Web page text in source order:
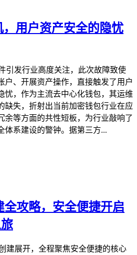
用户资产安全的隐忧
引发行业高度关注，此次故障致使
户、开展资产操作，直接触发了用户
忧，作为主流去中心化钱包，其运维
缺失，折射出当前加密钱包行业在应
余等方面的共性短板，为行业敲响了
体系建设的警钟。据第三方...
攻略，安全便捷开启
建展开，全程聚焦安全便捷的核心